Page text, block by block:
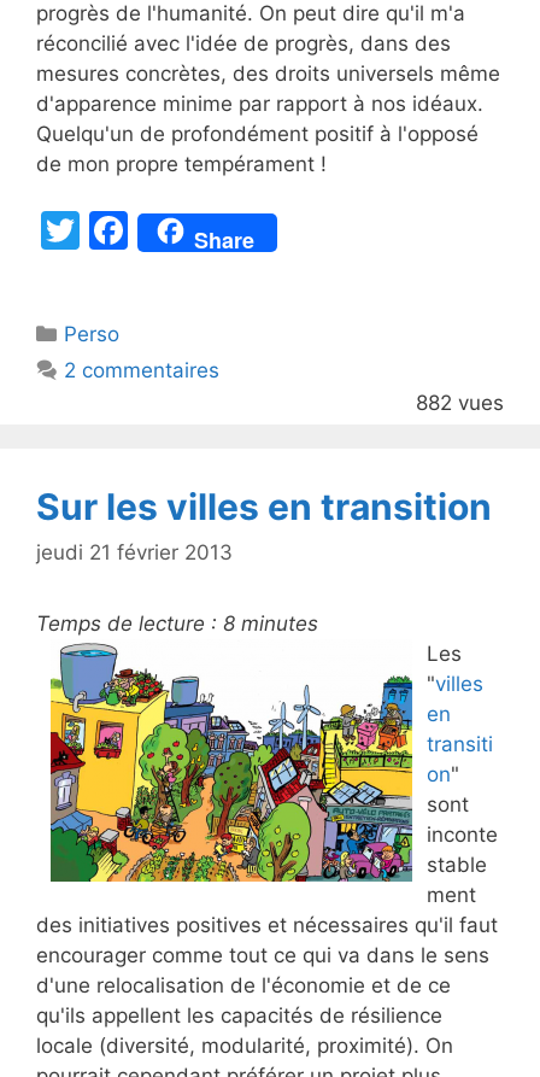
progrès de l'humanité. On peut dire qu'il m'a
réconcilié avec l'idée de progrès, dans des
mesures concrètes, des droits universels même
d'apparence minime par rapport à nos idéaux.
Quelqu'un de profondément positif à l'opposé
de mon propre tempérament !
T
er
F
a
b
k
Share
Catégories
Perso
2 commentaires
882 vues
Sur les villes en transition
jeudi 21 février 2013
Temps de lecture : 8 minutes
Les
"villes
en
transiti
on"
sont
inconte
stable
ment
des initiatives positives et nécessaires qu'il faut
encourager comme tout ce qui va dans le sens
d'une relocalisation de l'économie et de ce
qu'ils appellent les capacités de résilience
locale (diversité, modularité, proximité). On